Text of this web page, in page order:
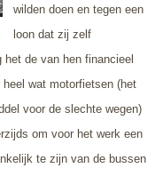
wilden doen en tegen een
loon dat zij zelf
de van hen financieel
wat motorfietsen (het
voor de slechte wegen)
om voor het werk een
te zijn van de bussen